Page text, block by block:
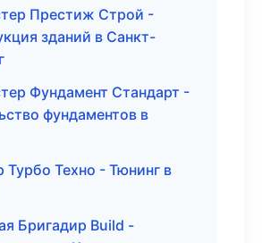
Престиж Строй -
зданий в Санкт-
Фундамент Стандарт -
фундаментов в
Турбо Техно - Тюнинг в
Бригадир Build -